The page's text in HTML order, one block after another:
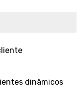
dinâmicos